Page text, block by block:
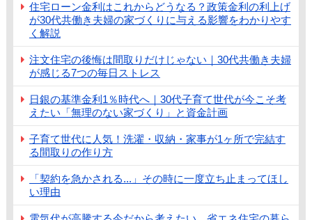
住宅ローン金利はこれからどうなる？政策金利の利上げ
が30代共働き夫婦の家づくりに与える影響をわかりやす
く解説
注文住宅の後悔は間取りだけじゃない｜30代共働き夫婦
が感じる7つの毎日ストレス
日銀の基準金利1％時代へ｜30代子育て世代が今こそ考
えたい「無理のない家づくり」と資金計画
子育て世代に人気！洗濯・収納・家事が1ヶ所で完結す
る間取りの作り方
「契約を急かされる...」その時に一度立ち止まってほし
い理由